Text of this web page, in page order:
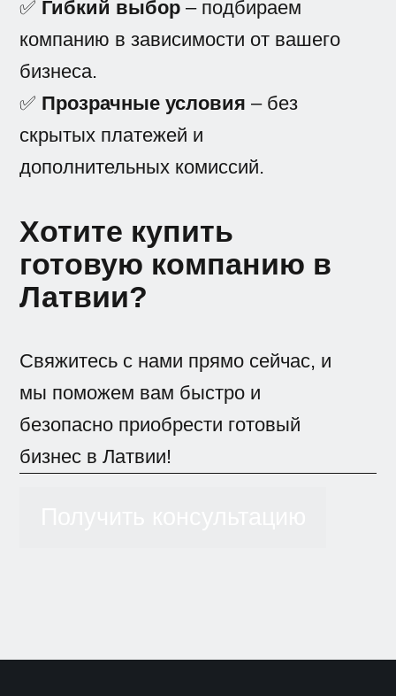
✅ Гибкий выбор – подбираем
компанию в зависимости от вашего
бизнеса.
✅ Прозрачные условия – без
скрытых платежей и
дополнительных комиссий.
Хотите купить
готовую компанию в
Латвии?
Свяжитесь с нами прямо сейчас, и
мы поможем вам быстро и
безопасно приобрести готовый
бизнес в Латвии!